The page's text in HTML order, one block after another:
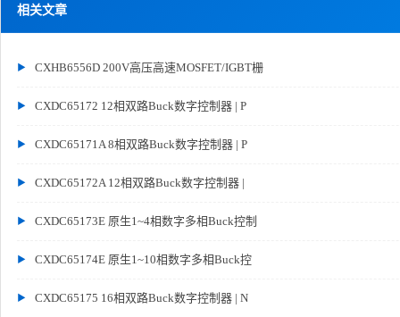
相关文章
CXHB6556D 200V高压高速MOSFET/IGBT栅
CXDC65172 12相双路Buck数字控制器 | P
CXDC65171A 8相双路Buck数字控制器 | P
CXDC65172A 12相双路Buck数字控制器 |
CXDC65173E 原生1~4相数字多相Buck控制
CXDC65174E 原生1~10相数字多相Buck控
CXDC65175 16相双路Buck数字控制器 | N